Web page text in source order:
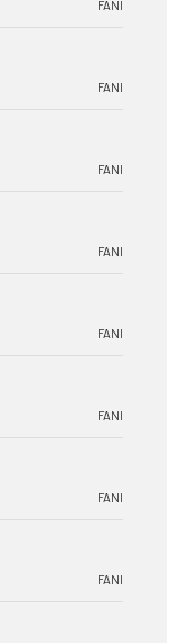
FANI
FANI
FANI
FANI
FANI
FANI
FANI
FANI